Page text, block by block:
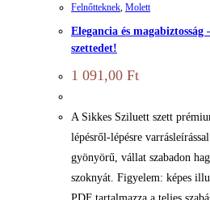
Felnőtteknek, Molett
Elegancia és
szettedet!
1 091,00 Ft
A Sikkes Sziluett szett
lépésről-lépésre
gyönyörű, vállat szabadon
szoknyát. Figyelem: képes